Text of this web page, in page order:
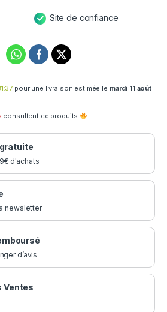
Site de confiance
pour une livraison estimée le mardi 11 août
consultent ce produits
d'achats
newsletter
d’avis
Ventes